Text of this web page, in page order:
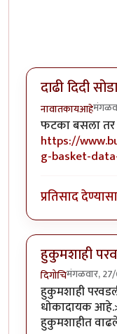
दाढी दिदी
नावातकायआहे
फटका बसला तर
https://
g-basket-
प्रतिसाद
हुकुमशाही
दिगोचिमंगळवार,
हुकुमशाही
धोकादायक
हुकुमशाहीत